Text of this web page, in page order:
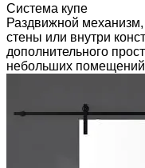
Система купе
Раздвижной механизм,
стены или внутри
дополнительного
небольших помещений